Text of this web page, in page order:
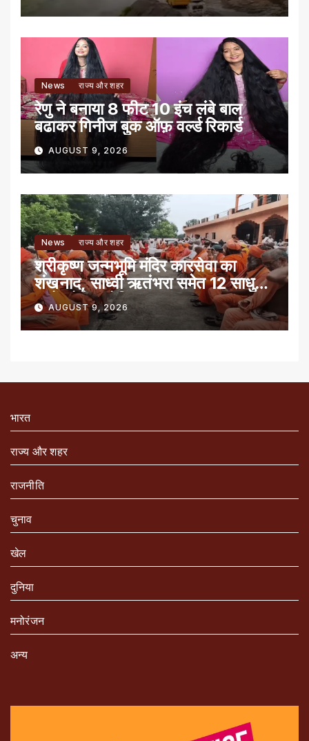
News राज्य और शहर
रेणु ने बनाया 8 फीट 10 इंच लंबे बाल
बढाकर गिनीज बुक ऑफ़ वर्ल्ड रिकार्ड
AUGUST 9, 2026
News राज्य और शहर
श्रीकृष्ण जन्मभूमि मंदिर कारसेवा का
शंखनाद, साध्वी ऋतंभरा समेत 12 साधु-
संतों को रेड नोटिस
AUGUST 9, 2026
भारत
राज्य और शहर
राजनीति
चुनाव
खेल
दुनिया
मनोरंजन
अन्य